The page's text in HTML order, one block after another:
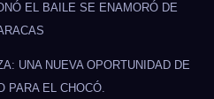
EL BAILE SE ENAMORÓ DE
UNA NUEVA OPORTUNIDAD DE
PARA EL CHOCÓ.